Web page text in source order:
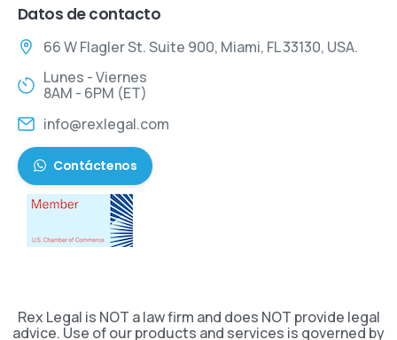
Datos de contacto
66 W Flagler St. Suite 900, Miami, FL 33130, USA.
Lunes - Viernes
8AM - 6PM (ET)
info@rexlegal.com
Contáctenos
Rex Legal is NOT a law firm and does NOT provide legal
advice. Use of our products and services is governed by